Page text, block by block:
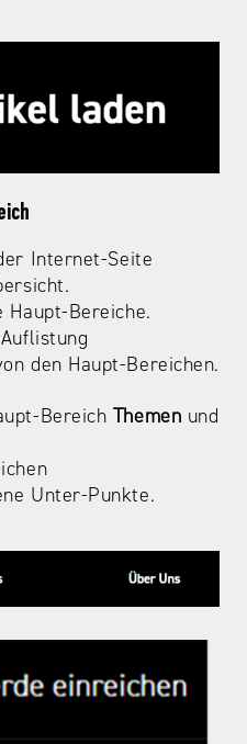
Internet-Seite
Bereiche.
den Haupt-Bereichen.
Bereich Themen und
Unter-Punkte.